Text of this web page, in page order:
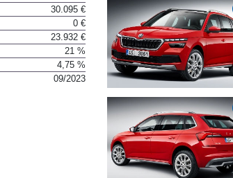
30.095 €
0 €
23.932 €
21 %
4,75 %
09/2023